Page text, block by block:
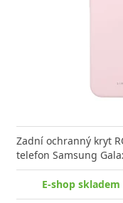
Zadní ochranný kryt
telefon Samsung
E-shop skladem